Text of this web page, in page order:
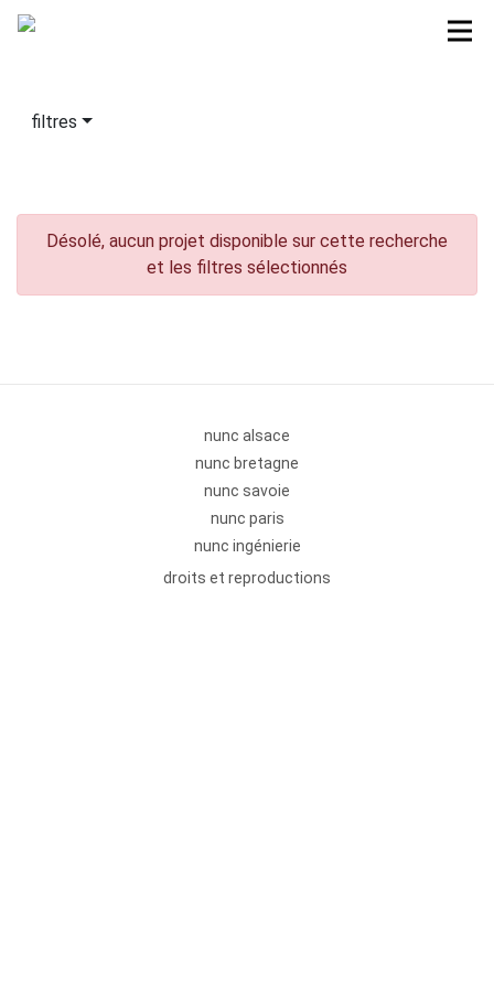
filtres
Désolé, aucun projet disponible sur cette recherche
et les filtres sélectionnés
nunc alsace
nunc bretagne
nunc savoie
nunc paris
nunc ingénierie
droits et reproductions